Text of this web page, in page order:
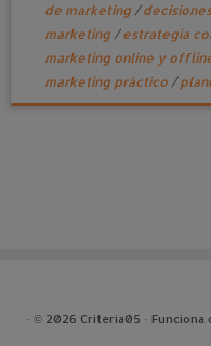
de marketing /
marketing /estrategia
marketing online y
marketing práctico /
· © 2026 Criteria05 · Funciona